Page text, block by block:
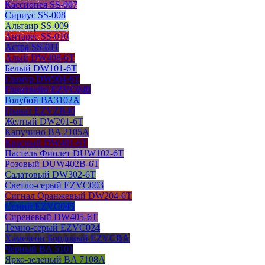
Кассиопея SS-007
Сириус SS-008
Альтаир SS-009
Антарес SS-010
Астра SS-011
Алый DW408-6T
Белый DW101-6T
Гламур DW904-6T
Глинтвейн EZVC040
Голубой ВАЗ102А
Гранат EZVZB40
Желтый DW201-6T
Капучино BA 2105A
Красный DW401-6T
Пастель Фиолет DUW102-6T
Розовый DUW402B-6T
Салатовый DW302-6T
Светло-серый EZVC003
Сигнал Оранжевый DW204-6T
Синий EZVC045
Сиреневый DW405-6T
Темно-серый EZVC024
Хамелеон Бордовый EZVCBA
Черный BA 5101
Ярко-зеленый BA 7108A